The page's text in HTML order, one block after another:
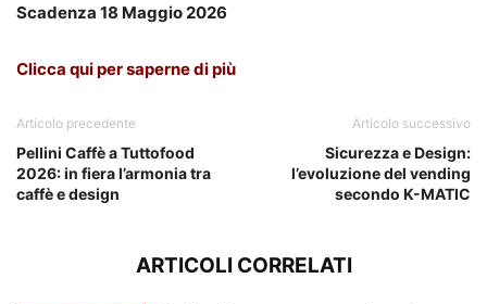
Scadenza 18 Maggio 2026
Clicca qui per saperne di più
Articolo precedente
Pellini Caffè a Tuttofood
2026: in fiera l’armonia tra
caffè e design
Articolo successivo
Sicurezza e Design:
l’evoluzione del vending
secondo K-MATIC
ARTICOLI CORRELATI